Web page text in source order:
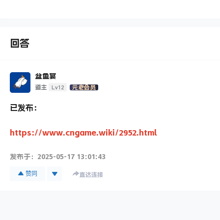
回答
盆鱼宴
道主 Lv12 元老会员
已发布：
https://www.cngame.wiki/2952.html
发布于： 2025-05-17 13:01:43
赞同 直达连接